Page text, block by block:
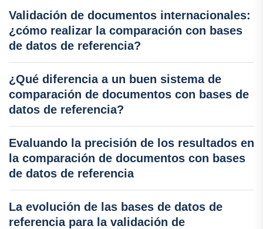
Validación de documentos internacionales:
¿cómo realizar la comparación con bases
de datos de referencia?
¿Qué diferencia a un buen sistema de
comparación de documentos con bases de
datos de referencia?
Evaluando la precisión de los resultados en
la comparación de documentos con bases
de datos de referencia
La evolución de las bases de datos de
referencia para la validación de